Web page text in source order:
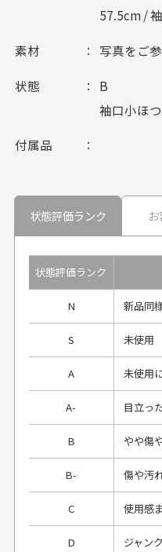
57.5cm /
素材 写真をご
状態
B
袖口小ほ
付属品
状態評価ランク
状態評価ランク
N 新品同
S 未使用
A 未使用
A- 目立っ
B やや傷
B- 傷や汚
C 使用感
D ジャン